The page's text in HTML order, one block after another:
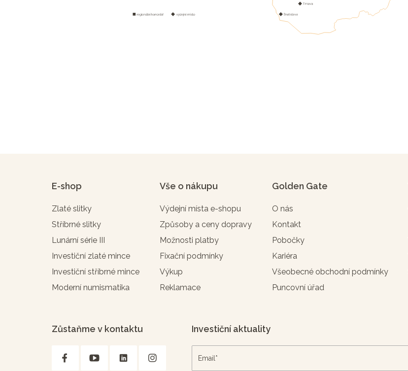
E-shop
Zlaté slitky
Stříbrné slitky
Lunární série III
Investiční zlaté mince
Investiční stříbrné mince
Moderní numismatika
Vše o nákupu
Výdejní místa e-shopu
Způsoby a ceny dopravy
Možnosti platby
Fixační podmínky
Výkup
Reklamace
Golden Gate
O nás
Kontakt
Pobočky
Kariéra
Všeobecné obchodní podmínky
Puncovní úřad
Zůstaňme v kontaktu Investiční aktuality